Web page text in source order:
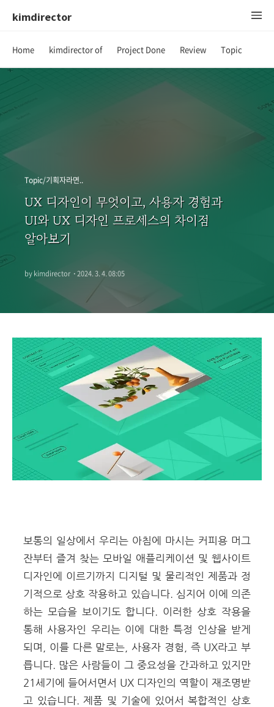
kimdirector
Home kimdirector of Project Done Review Topic
Topic/기획자라면..
UX 디자인이 무엇이고, 사용자 경험과
UI와 UX 디자인 프로세스의 차이점
알아보기
by kimdirector ·2024. 3. 4. 08:05
보통의 일상에서 우리는 아침에 마시는 커피용 머그
잔부터 즐겨 찾는 모바일 애플리케이션 및 웹사이트
디자인에 이르기까지 디지털 및 물리적인 제품과 정
기적으로 상호 작용하고 있습니다. 심지어 이에 의존
하는 모습을 보이기도 합니다. 이러한 상호 작용을
통해 사용자인 우리는 이에 대한 특정 인상을 받게
되며, 이를 다른 말로는, 사용자 경험, 즉 UX라고 부
릅니다. 많은 사람들이 그 중요성을 간과하고 있지만
21세기에 들어서면서 UX 디자인의 역할이 재조명받
고 있습니다. 제품 및 기술에 있어서 복합적인 상호